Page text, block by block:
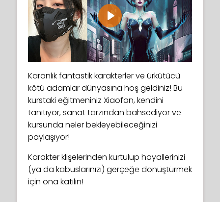
Play
Karanlık fantastik karakterler ve ürkütücü
kötü adamlar dünyasına hoş geldiniz! Bu
kurstaki eğitmeniniz Xiaofan, kendini
tanıtıyor, sanat tarzından bahsediyor ve
kursunda neler bekleyebileceğinizi
paylaşıyor!
Karakter klişelerinden kurtulup hayallerinizi
(ya da kabuslarınızı) gerçeğe dönüştürmek
için ona katılın!